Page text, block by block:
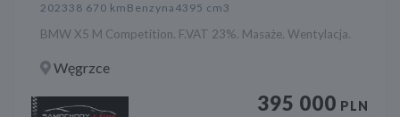
202338 670 km Benzyna 4395 cm3
BMW X5 M Competition. F.VAT 23%. Masaże. Wentylacja.
Węgrzce
395 000 PLN